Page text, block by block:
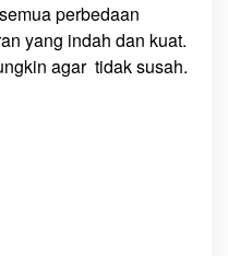
perbedaan
yang indah dan kuat.
agar tidak susah.